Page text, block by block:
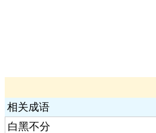
相关成语
白黑不分